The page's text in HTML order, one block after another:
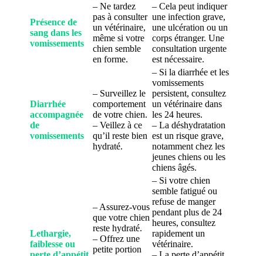
Présence de
sang dans les
vomissements
– Ne tardez
pas à consulter
un vétérinaire,
même si votre
chien semble
en forme.
– Cela peut indiquer
une infection grave,
une ulcération ou un
corps étranger. Une
consultation urgente
est nécessaire.
Diarrhée
accompagnée
de
vomissements
– Surveillez le
comportement
de votre chien.
– Veillez à ce
qu’il reste bien
hydraté.
– Si la diarrhée et les
vomissements
persistent, consultez
un vétérinaire dans
les 24 heures.
– La déshydratation
est un risque grave,
notamment chez les
jeunes chiens ou les
chiens âgés.
Lethargie,
faiblesse ou
– Assurez-vous
que votre chien
reste hydraté.
– Offrez une
petite portion
– Si votre chien
semble fatigué ou
refuse de manger
pendant plus de 24
heures, consultez
rapidement un
vétérinaire.